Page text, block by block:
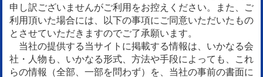
申し訳ございませんがご利用をお控えください。また、ご
利用頂いた場合には、以下の事項にご同意いただいたもの
とさせていただきますのでご了承願います。
当社の提供する当サイトに掲載する情報は、いかなる会
社・人物も、いかなる形式、方法や手段によっても、これ
らの情報（全部、一部を問わず）を、当社の事前の書面に